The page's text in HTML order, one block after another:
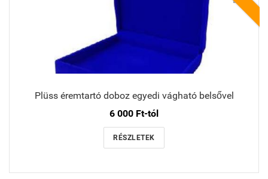
Plüss éremtartó doboz egyedi vágható belsővel
6 000 Ft-tól
RÉSZLETEK